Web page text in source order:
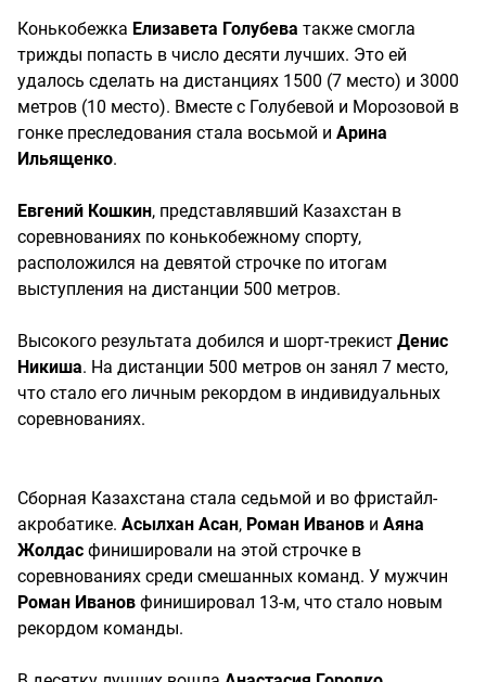
Конькобежка Елизавета Голубева также смогла
трижды попасть в число десяти лучших. Это ей
удалось сделать на дистанциях 1500 (7 место) и 3000
метров (10 место). Вместе с Голубевой и Морозовой в
гонке преследования стала восьмой и Арина
Ильященко.
Евгений Кошкин, представлявший Казахстан в
соревнованиях по конькобежному спорту,
расположился на девятой строчке по итогам
выступления на дистанции 500 метров.
Высокого результата добился и шорт-трекист Денис
Никиша. На дистанции 500 метров он занял 7 место,
что стало его личным рекордом в индивидуальных
соревнованиях.
Сборная Казахстана стала седьмой и во фристайл-
акробатике. Асылхан Асан, Роман Иванов и Аяна
Жолдас финишировали на этой строчке в
соревнованиях среди смешанных команд. У мужчин
Роман Иванов финишировал 13-м, что стало новым
рекордом команды.